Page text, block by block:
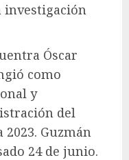
investigación
Óscar
como
y
del
2023. Guzmán
24 de junio.